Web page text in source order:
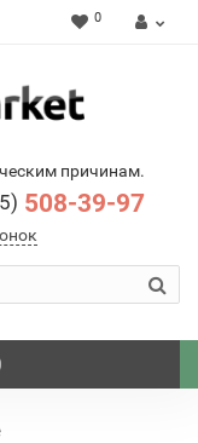
0
причинам.
508-39-97